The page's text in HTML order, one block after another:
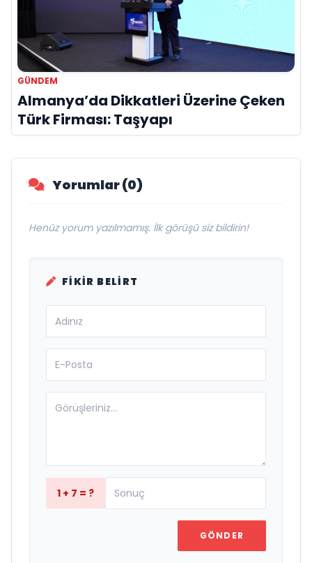
GÜNDEM
Almanya’da Dikkatleri Üzerine Çeken
Türk Firması: Taşyapı
Yorumlar (0)
Henüz yorum yazılmamış. İlk görüşü siz bildirin!
FIKIR BELIRT
1 + 7 = ?
GÖNDER